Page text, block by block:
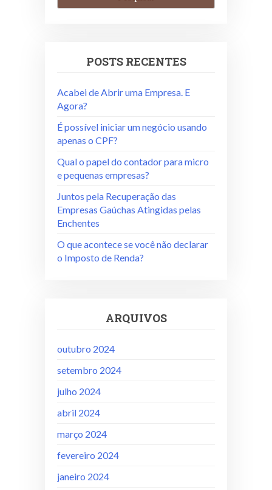
POSTS RECENTES
Acabei de Abrir uma Empresa. E
Agora?
É possível iniciar um negócio usando
apenas o CPF?
Qual o papel do contador para micro
e pequenas empresas?
Juntos pela Recuperação das
Empresas Gaúchas Atingidas pelas
Enchentes
O que acontece se você não declarar
o Imposto de Renda?
ARQUIVOS
outubro 2024
setembro 2024
julho 2024
abril 2024
março 2024
fevereiro 2024
janeiro 2024